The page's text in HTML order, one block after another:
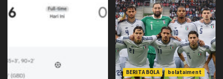
BERITA BOLA
bolataiment